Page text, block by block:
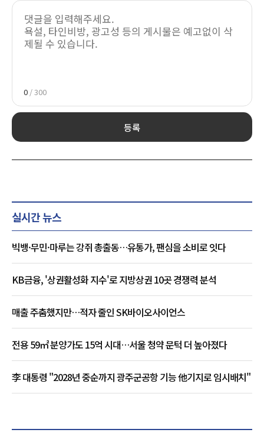
0 / 300
등록
실시간 뉴스
빅뱅·무민·마루는 강쥐 총출동…유통가, 팬심을 소비로 잇다
KB금융, '상권활성화 지수'로 지방상권 10곳 경쟁력 분석
매출 주춤했지만…적자 줄인 SK바이오사이언스
전용 59㎡ 분양가도 15억 시대…서울 청약 문턱 더 높아졌다
李 대통령 "2028년 중순까지 광주군공항 기능 他기지로 임시배치"